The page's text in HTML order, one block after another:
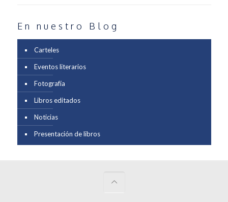
En nuestro Blog
Carteles
Eventos literarios
Fotografía
Libros editados
Noticias
Presentación de libros